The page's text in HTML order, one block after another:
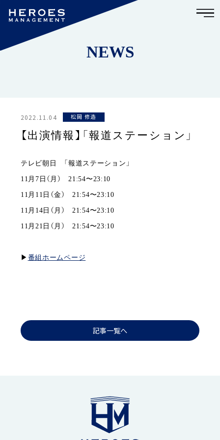
NEWS
2022.11.04 松岡 修造
【出演情報】「報道ステーション」
テレビ朝日 「報道ステーション」
11月7日（月） 21:54〜23:10
11月11日（金） 21:54〜23:10
11月14日（月） 21:54〜23:10
11月21日（月） 21:54〜23:10
▶︎ 番組ホームページ
記事一覧へ